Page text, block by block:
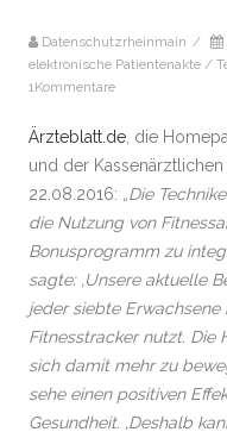
Datenschutzrheinmain /
elektronische Patientenakte /
1Kommentare
Ärzteblatt.de , die
und der
22.08.2016: „Die
die Nutzung von
Bonusprogramm zu
sagte: ‚Unsere aktuelle
jeder siebte Erwachsene
Fitnesstracker nutzt. Die
sich damit mehr zu
sehe einen positiven
Gesundheit. ‚Deshalb